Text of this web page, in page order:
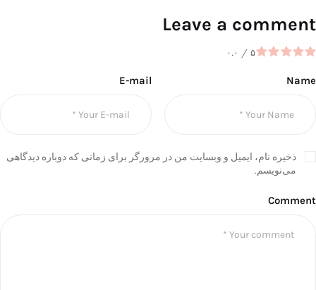
Leave a comment
۰.۰ / ۵
Name
E-mail
ذخیره نام، ایمیل و وبسایت من در مرورگر برای زمانی که دوباره دیدگاهی
می‌نویسم.
Comment